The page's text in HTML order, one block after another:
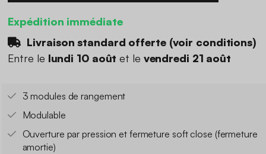
Expédition immédiate
Livraison standard offerte (voir conditions)
Entre le lundi 10 août et le vendredi 21 août
3 modules de rangement
Modulable
Ouverture par pression et fermeture soft close (fermeture
amortie)